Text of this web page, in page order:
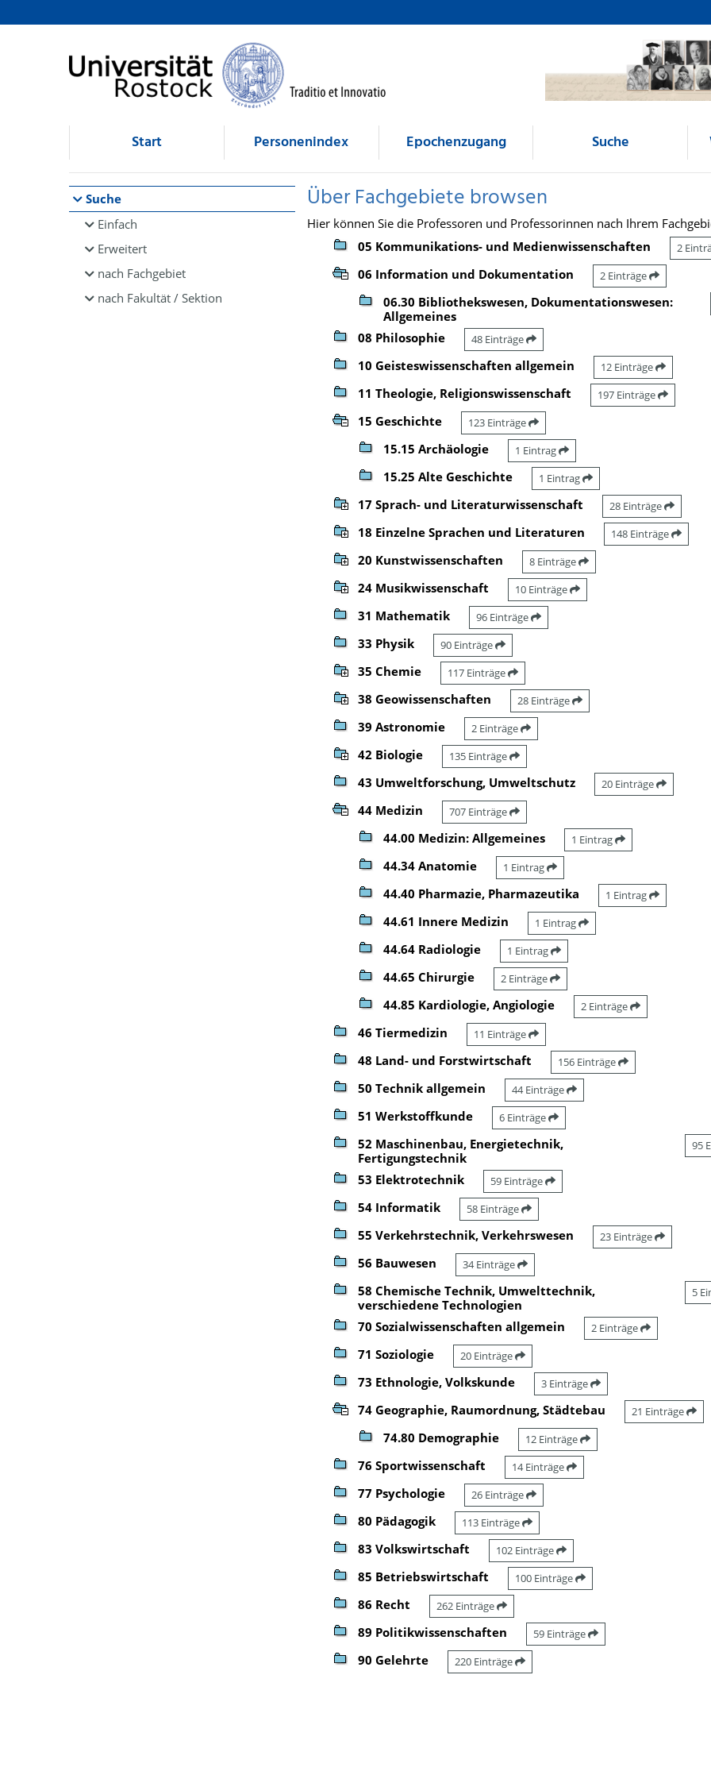
Browsen
direkt zum Inhalt
Start Personenindex Epochenzugang Suche
Suche
Einfach
Erweitert
nach Fachgebiet
nach Fakultät / Sektion
Über Fachgebiete browsen
Hier können Sie die Professoren und Professorinnen nach Ihrem
05 Kommunikations- und Medienwissenschaften
2
06 Information und Dokumentation 2 Einträge
06.30 Bibliothekswesen, Dokumentationswesen:
Allgemeines
08 Philosophie 48 Einträge
10 Geisteswissenschaften allgemein 12 Einträge
11 Theologie, Religionswissenschaft 197 Einträge
15 Geschichte 123 Einträge
15.15 Archäologie 1 Eintrag
15.25 Alte Geschichte 1 Eintrag
17 Sprach- und Literaturwissenschaft 28 Einträge
18 Einzelne Sprachen und Literaturen 148 Einträge
20 Kunstwissenschaften 8 Einträge
24 Musikwissenschaft 10 Einträge
31 Mathematik 96 Einträge
33 Physik 90 Einträge
35 Chemie 117 Einträge
38 Geowissenschaften 28 Einträge
39 Astronomie 2 Einträge
42 Biologie 135 Einträge
43 Umweltforschung, Umweltschutz 20 Einträge
44 Medizin 707 Einträge
44.00 Medizin: Allgemeines 1 Eintrag
44.34 Anatomie 1 Eintrag
44.40 Pharmazie, Pharmazeutika 1 Eintrag
44.61 Innere Medizin 1 Eintrag
44.64 Radiologie 1 Eintrag
44.65 Chirurgie 2 Einträge
44.85 Kardiologie, Angiologie 2 Einträge
46 Tiermedizin 11 Einträge
48 Land- und Forstwirtschaft 156 Einträge
50 Technik allgemein 44 Einträge
51 Werkstoffkunde 6 Einträge
52 Maschinenbau, Energietechnik,
Fertigungstechnik
95
53 Elektrotechnik 59 Einträge
54 Informatik 58 Einträge
55 Verkehrstechnik, Verkehrswesen 23 Einträge
56 Bauwesen 34 Einträge
58 Chemische Technik, Umwelttechnik,
verschiedene Technologien
5
70 Sozialwissenschaften allgemein 2 Einträge
71 Soziologie 20 Einträge
73 Ethnologie, Volkskunde 3 Einträge
74 Geographie, Raumordnung, Städtebau 21 Einträge
74.80 Demographie 12 Einträge
76 Sportwissenschaft 14 Einträge
77 Psychologie 26 Einträge
80 Pädagogik 113 Einträge
83 Volkswirtschaft 102 Einträge
85 Betriebswirtschaft 100 Einträge
86 Recht 262 Einträge
89 Politikwissenschaften 59 Einträge
90 Gelehrte 220 Einträge